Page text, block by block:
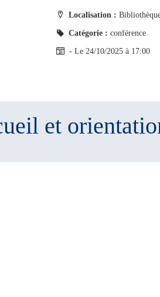
Localisation :
Catégorie : conférence
- Le 24/10/2025à 17:00
et